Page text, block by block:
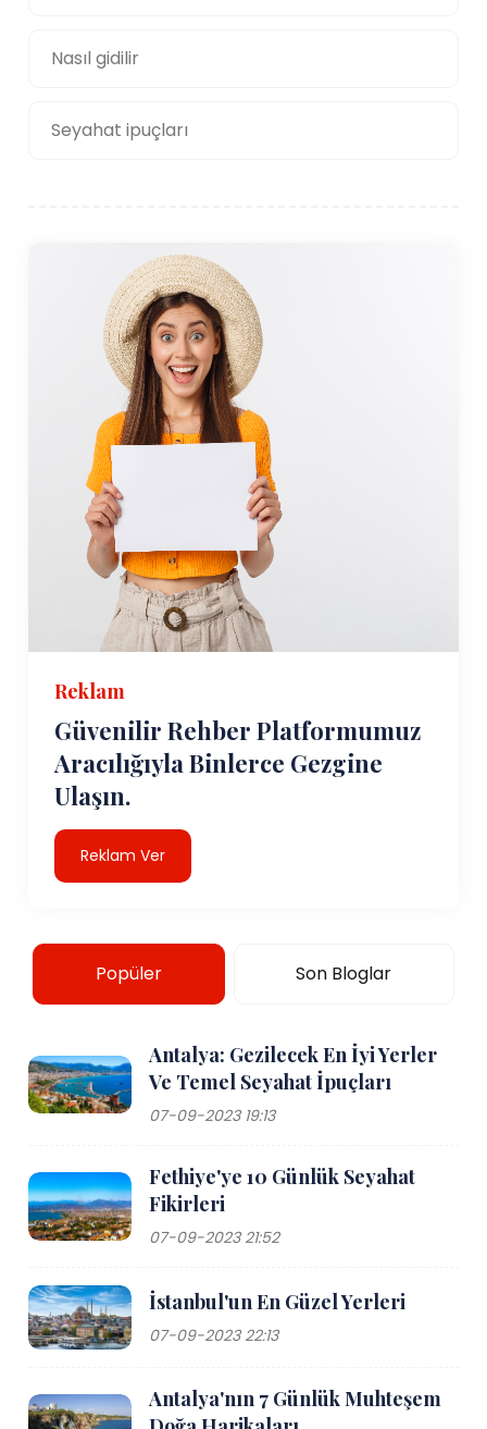
Nasıl gidilir
Seyahat ipuçları
Reklam
Güvenilir Rehber Platformumuz
Aracılığıyla Binlerce Gezgine
Ulaşın.
Reklam Ver
Popüler Son Bloglar
Antalya: Gezilecek En İyi Yerler
Ve Temel Seyahat İpuçları
07-09-2023 19:13
Fethiye'ye 10 Günlük Seyahat
Fikirleri
07-09-2023 21:52
İstanbul'un En Güzel Yerleri
07-09-2023 22:13
Antalya'nın 7 Günlük Muhteşem